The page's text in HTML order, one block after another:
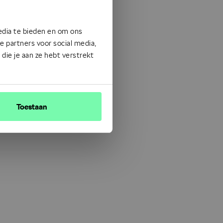
te bieden en om ons
partners voor social media,
je aan ze hebt verstrekt
Toestaan